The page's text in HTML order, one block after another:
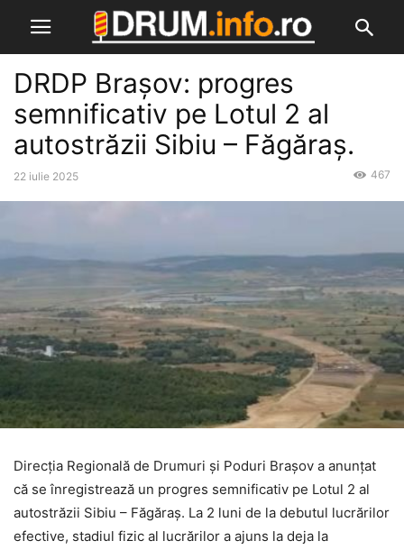
DRDP Brașov: progres
semnificativ pe Lotul 2 al
autostrăzii Sibiu – Făgăraș.
22 iulie 2025 467
Direcția Regională de Drumuri și Poduri Brașov a anunțat
că se înregistrează un progres semnificativ pe Lotul 2 al
autostrăzii Sibiu – Făgăraș. La 2 luni de la debutul lucrărilor
efective, stadiul fizic al lucrărilor a ajuns la deja la